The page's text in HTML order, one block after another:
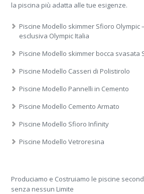
la piscina più adatta alle tue esigenze.
Piscine Modello skimmer Sfioro Olympic
esclusiva Olympic Italia
Piscine Modello skimmer bocca svasata
Piscine Modello Casseri di Polistirolo
Piscine Modello Pannelli in Cemento
Piscine Modello Cemento Armato
Piscine Modello Sfioro Infinity
Piscine Modello Vetroresina
Produciamo e Costruiamo le piscine
senza nessun Limite